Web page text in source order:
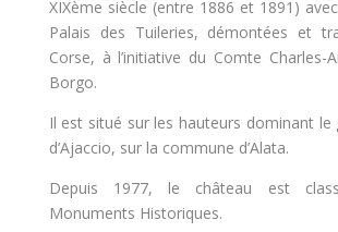
XIXème siècle (entre 1886 et 1891)
Palais des Tuileries, démontées et
Corse, à l’initiative du Comte Charles-
Borgo.
Il est situé sur les hauteurs dominant le
d’Ajaccio, sur la commune d’Alata.
Depuis 1977, le château est
Monuments Historiques.